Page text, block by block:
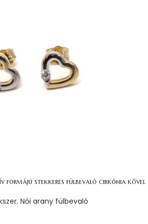
formájú stekkeres fülbevaló cirkónia kővel
, Női arany fülbevaló